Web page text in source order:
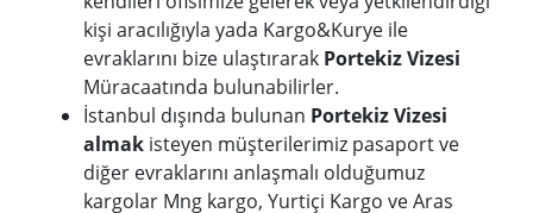
kişi aracılığıyla yada Kargo&Kurye ile
evraklarını bize ulaştırarak Portekiz Vizesi
Müracaatında bulunabilirler.
İstanbul dışında bulunan Portekiz Vizesi
almak isteyen müşterilerimiz pasaport ve
diğer evraklarını anlaşmalı olduğumuz
kargolar Mng kargo, Yurtiçi Kargo ve Aras